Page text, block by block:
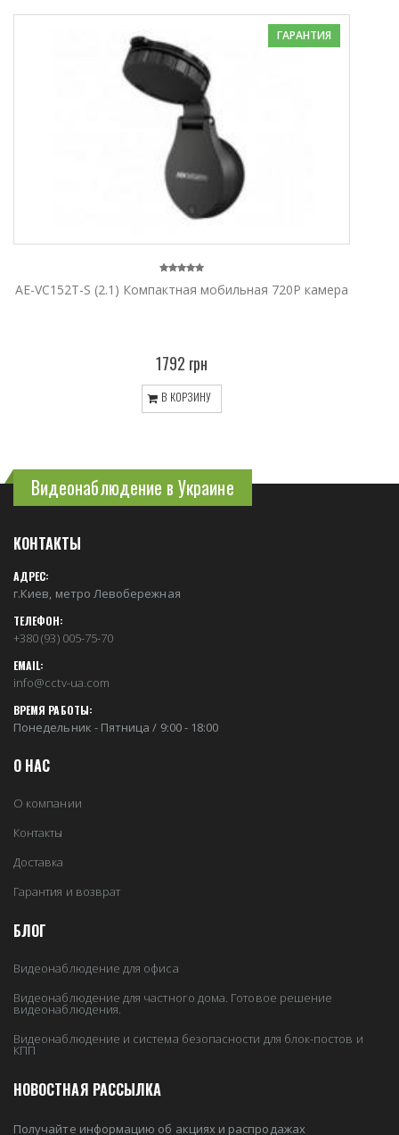
ГАРАНТИЯ
AE-VC152T-S (2.1) Компактная мобильная 720P камера
1792 грн
В КОРЗИНУ
Видеонаблюдение в Украине
КОНТАКТЫ
АДРЕС:
г.Киев, метро Левобережная
ТЕЛЕФОН:
+380 (93) 005-75-70
EMAIL:
info@cctv-ua.com
ВРЕМЯ РАБОТЫ:
Понедельник - Пятница / 9:00 - 18:00
О НАС
О компании
Контакты
Доставка
Гарантия и возврат
БЛОГ
Видеонаблюдение для офиса
Видеонаблюдение для частного дома. Готовое решение
видеонаблюдения.
Видеонаблюдение и система безопасности для блок-постов и
КПП
НОВОСТНАЯ РАССЫЛКА
Получайте информацию об акциях и распродажах